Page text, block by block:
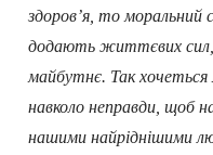
здоров’я, то
додають життєвих сил,
майбутнє. Так хочеться
навколо неправди, щоб
нашими найріднішими